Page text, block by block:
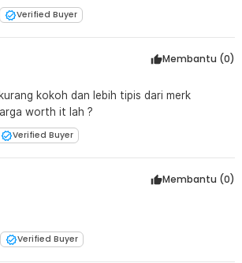
Verified Buyer
Membantu (0)
kokoh dan lebih tipis dari merk
worth it lah ?
Verified Buyer
Membantu (0)
Verified Buyer